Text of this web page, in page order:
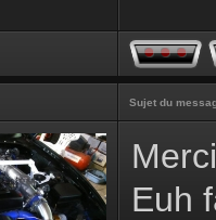
Sujet du
Euh